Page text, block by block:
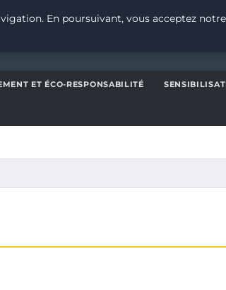
ET ÉCO-RESPONSABILITÉ
En poursuivant, vous acceptez